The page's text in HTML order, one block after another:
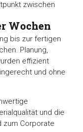
zwischen
Wochen
bis zur fertigen
Planung,
effizient
und ohne
und die
zum Corporate